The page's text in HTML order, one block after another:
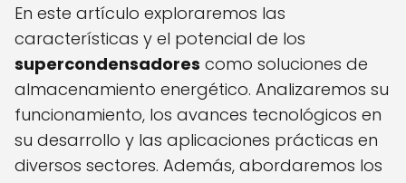
En este artículo exploraremos las
características y el potencial de los
supercondensadores como soluciones de
almacenamiento energético. Analizaremos su
funcionamiento, los avances tecnológicos en
su desarrollo y las aplicaciones prácticas en
diversos sectores. Además, abordaremos los